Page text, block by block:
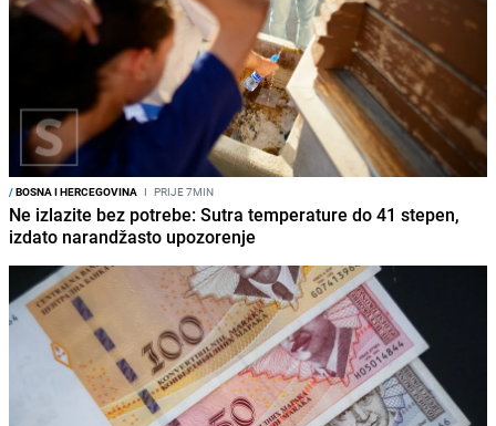
/BOSNA I HERCEGOVINA I PRIJE 7MIN
Ne izlazite bez potrebe: Sutra temperature do 41 stepen,
izdato narandžasto upozorenje